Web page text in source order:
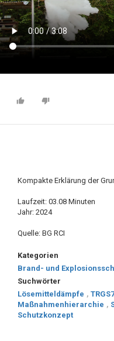
Kompakte Erklärung der
Laufzeit: 03.08 Minuten
Jahr: 2024
Quelle: BG RCI
Kategorien
Brand- und
Suchwörter
Lösemitteldämpfe ,
Maßnahmenhierarchie ,
Schutzkonzept